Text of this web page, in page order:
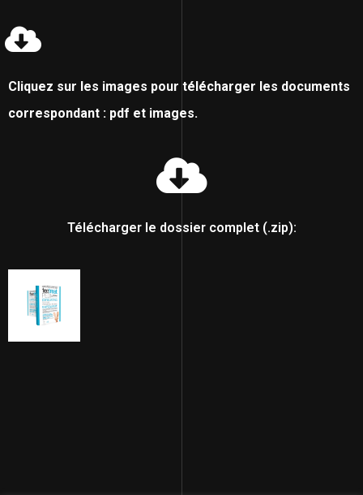
Cliquez sur les images pour télécharger les documents
correspondant : pdf et images.
Télécharger le dossier complet (.zip):